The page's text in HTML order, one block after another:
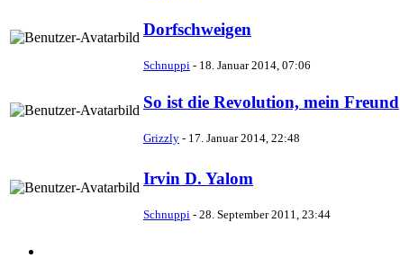
Dorfschweigen
Schnuppi - 18. Januar 2014, 07:06
So ist die Revolution, mein Freund
Grizzly - 17. Januar 2014, 22:48
Irvin D. Yalom
Schnuppi - 28. September 2011, 23:44